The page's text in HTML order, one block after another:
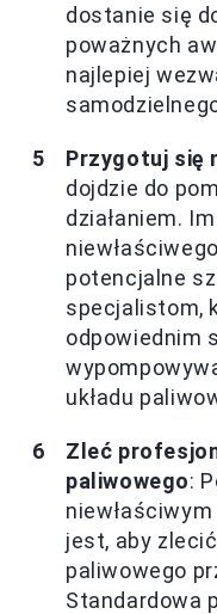
dostanie się
poważnych
najlepiej
Przygotuj się
dojdzie do
działaniem.
potencjalne
specjalistom,
odpowiednim
układu
Zleć
paliwowego:
jest, aby
paliwowego
Standardowa